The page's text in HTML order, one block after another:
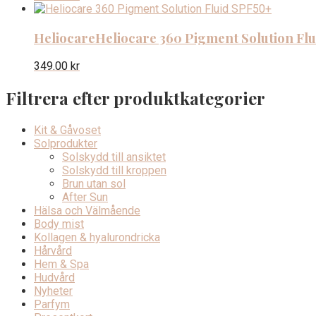
HeliocareHeliocare 360 Pigment Solution
349.00 kr
Filtrera efter produktkategorier
Kit & Gåvoset
Solprodukter
Solskydd till ansiktet
Solskydd till kroppen
Brun utan sol
After Sun
Hälsa och Välmående
Body mist
Kollagen & hyalurondricka
Hårvård
Hem & Spa
Hudvård
Nyheter
Parfym